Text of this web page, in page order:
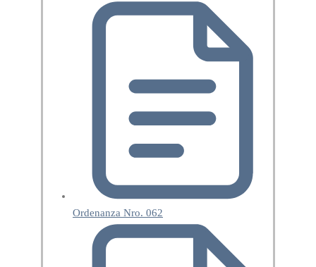
Ordenanza Nro. 062